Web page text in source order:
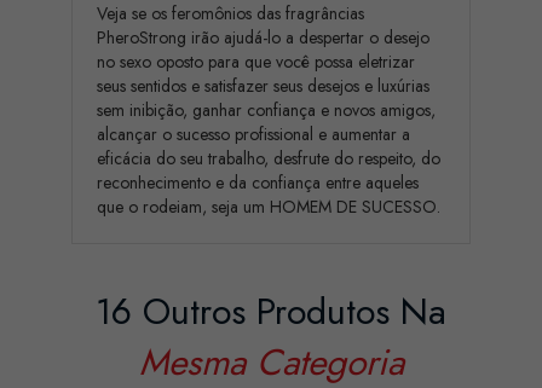
Veja se os feromônios das fragrâncias
PheroStrong irão ajudá-lo a despertar o desejo
no sexo oposto para que você possa eletrizar
seus sentidos e satisfazer seus desejos e luxúrias
sem inibição, ganhar confiança e novos amigos,
alcançar o sucesso profissional e aumentar a
eficácia do seu trabalho, desfrute do respeito, do
reconhecimento e da confiança entre aqueles
que o rodeiam, seja um HOMEM DE SUCESSO.
16 Outros Produtos Na
Mesma Categoria